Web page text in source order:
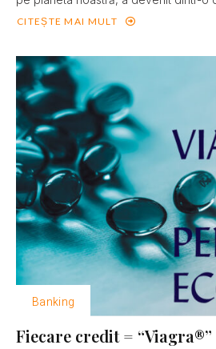
CITEȘTE MAI MULT
Banking
Fiecare credit =